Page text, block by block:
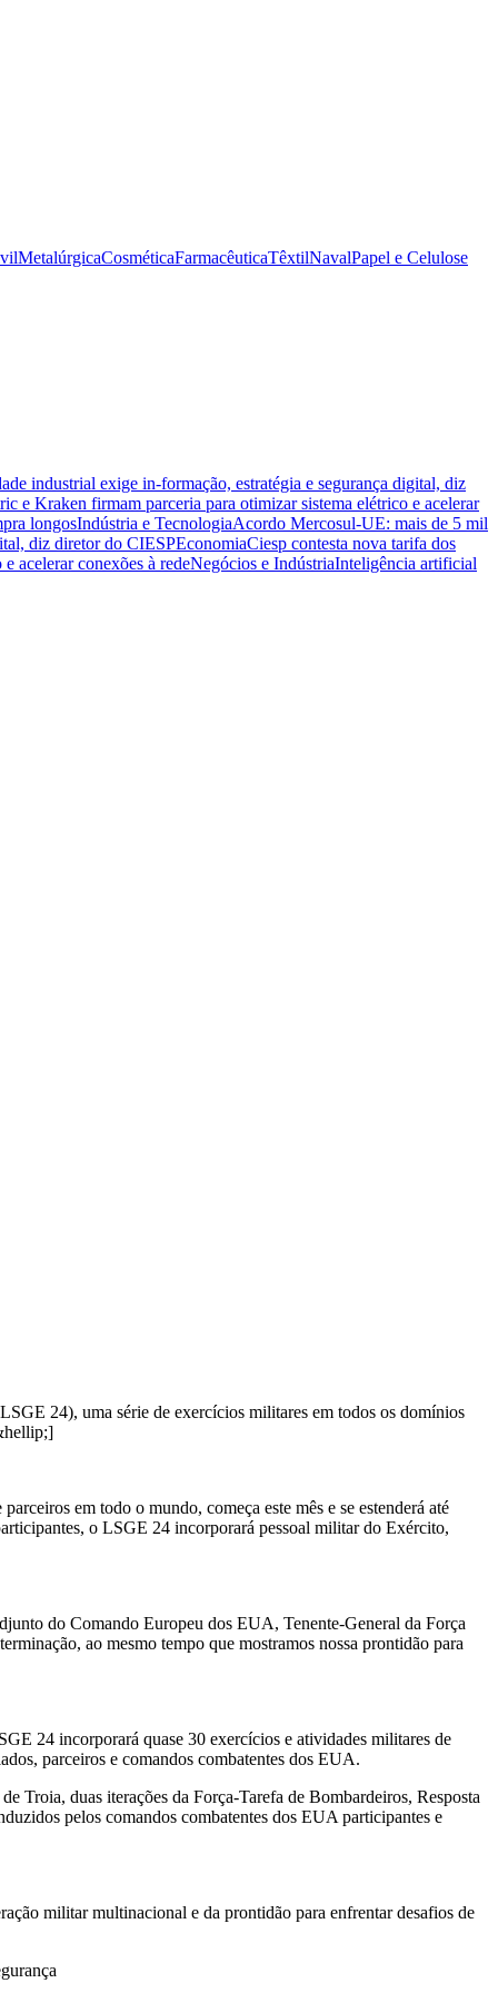
MetalúrgicaCosméticaFarmacêuticaTêxtilNavalPapel e Celulose
industrial exige in-formação, estratégia e segurança digital, diz
e Kraken firmam parceria para otimizar sistema elétrico e acelerar
longosIndústria e TecnologiaAcordo Mercosul-UE: mais de 5 mil
diz diretor do CIESPEconomiaCiesp contesta nova tarifa dos
acelerar conexões à redeNegócios e IndústriaInteligência artificial
24), uma série de exercícios militares em todos os domínios
em todo o mundo, começa este mês e se estenderá até
o LSGE 24 incorporará pessoal militar do Exército,
do Comando Europeu dos EUA, Tenente-General da Força
ao mesmo tempo que mostramos nossa prontidão para
24 incorporará quase 30 exercícios e atividades militares de
parceiros e comandos combatentes dos EUA.
Troia, duas iterações da Força-Tarefa de Bombardeiros, Resposta
pelos comandos combatentes dos EUA participantes e
militar multinacional e da prontidão para enfrentar desafios de